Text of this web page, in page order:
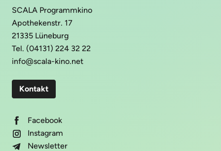
SCALA Programmkino
Apothekenstr. 17
21335 Lüneburg
Tel. (04131) 224 32 22
info@scala-kino.net
Kontakt
Facebook
Instagram
Newsletter